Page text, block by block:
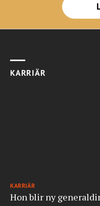
KARRIÄR
KARRIÄR
Hon blir ny